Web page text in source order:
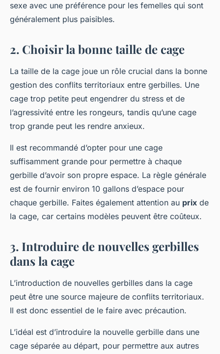
sexe avec une préférence pour les femelles qui sont
généralement plus paisibles.
2. Choisir la bonne taille de cage
La taille de la cage joue un rôle crucial dans la bonne
gestion des conflits territoriaux entre gerbilles. Une
cage trop petite peut engendrer du stress et de
l’agressivité entre les rongeurs, tandis qu’une cage
trop grande peut les rendre anxieux.
Il est recommandé d’opter pour une cage
suffisamment grande pour permettre à chaque
gerbille d’avoir son propre espace. La règle générale
est de fournir environ 10 gallons d’espace pour
chaque gerbille. Faites également attention au prix de
la cage, car certains modèles peuvent être coûteux.
3. Introduire de nouvelles gerbilles
dans la cage
L’introduction de nouvelles gerbilles dans la cage
peut être une source majeure de conflits territoriaux.
Il est donc essentiel de le faire avec précaution.
L’idéal est d’introduire la nouvelle gerbille dans une
cage séparée au départ, pour permettre aux autres